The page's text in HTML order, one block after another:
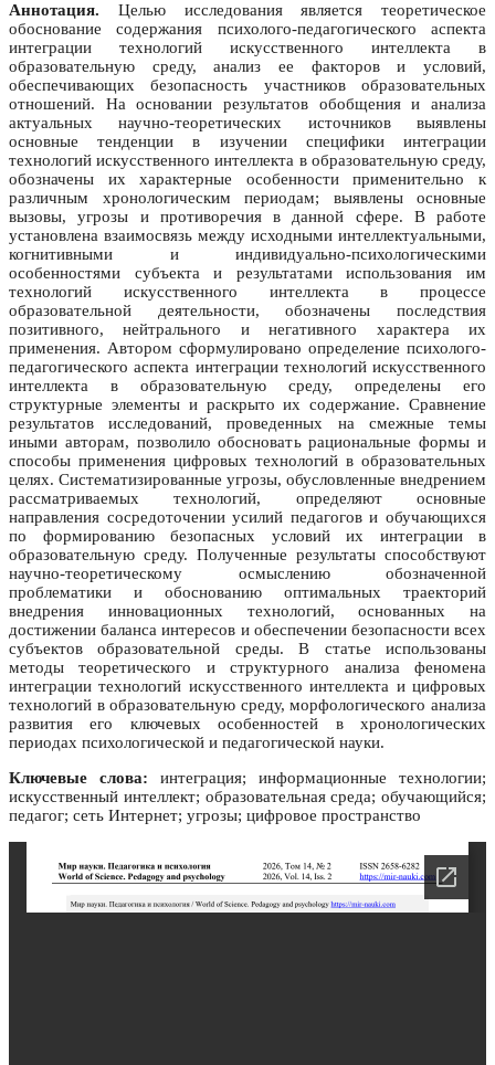
Аннотация. Целью исследования является теоретическое
обоснование содержания психолого-педагогического аспекта
интеграции технологий искусственного интеллекта в
образовательную среду, анализ ее факторов и условий,
обеспечивающих безопасность участников образовательных
отношений. На основании результатов обобщения и анализа
актуальных научно-теоретических источников выявлены
основные тенденции в изучении специфики интеграции
технологий искусственного интеллекта в образовательную среду,
обозначены их характерные особенности применительно к
различным хронологическим периодам; выявлены основные
вызовы, угрозы и противоречия в данной сфере. В работе
установлена взаимосвязь между исходными интеллектуальными,
когнитивными и индивидуально-психологическими
особенностями субъекта и результатами использования им
технологий искусственного интеллекта в процессе
образовательной деятельности, обозначены последствия
позитивного, нейтрального и негативного характера их
применения. Автором сформулировано определение психолого-
педагогического аспекта интеграции технологий искусственного
интеллекта в образовательную среду, определены его
структурные элементы и раскрыто их содержание. Сравнение
результатов исследований, проведенных на смежные темы
иными авторам, позволило обосновать рациональные формы и
способы применения цифровых технологий в образовательных
целях. Систематизированные угрозы, обусловленные внедрением
рассматриваемых технологий, определяют основные
направления сосредоточении усилий педагогов и обучающихся
по формированию безопасных условий их интеграции в
образовательную среду. Полученные результаты способствуют
научно-теоретическому осмыслению обозначенной
проблематики и обоснованию оптимальных траекторий
внедрения инновационных технологий, основанных на
достижении баланса интересов и обеспечении безопасности всех
субъектов образовательной среды. В статье использованы
методы теоретического и структурного анализа феномена
интеграции технологий искусственного интеллекта и цифровых
технологий в образовательную среду, морфологического анализа
развития его ключевых особенностей в хронологических
периодах психологической и педагогической науки.
Ключевые слова: интеграция; информационные технологии;
искусственный интеллект; образовательная среда; обучающийся;
педагог; сеть Интернет; угрозы; цифровое пространство